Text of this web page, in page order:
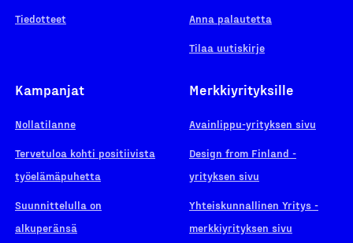
Tiedotteet Anna palautetta
Tilaa uutiskirje
Kampanjat
Nollatilanne
Tervetuloa kohti positiivista
työelämäpuhetta
Suunnittelulla on
alkuperänsä
Merkkiyrityksille
Avainlippu-yrityksen sivu
Design from Finland -
yrityksen sivu
Yhteiskunnallinen Yritys -
merkkiyrityksen sivu